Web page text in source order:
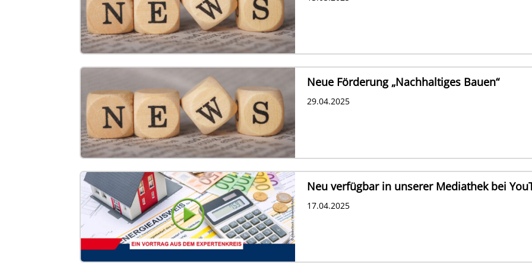
Neue Förderung „Nachhaltiges Bauen“
29.04.2025
Neu verfügbar in unserer Mediathek bei
17.04.2025